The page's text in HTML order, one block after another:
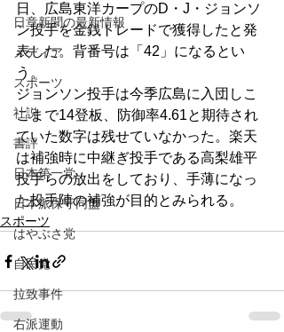
日章新聞の最新情報
メディア
スポーツ
社説
書評
日本第一党
日本派保守同盟
はやぶさ党
自民党
拉致事件
右派運動
日、広島東洋カープのD・J・ジョンソ
ン投手を金銭トレードで獲得したと発
表した。背番号は「42」になるとい
う。
ジョンソン投手は今季広島に入団しこ
こまで14登板、防御率4.61と期待され
ていた数字は残せていなかった。楽天
は補強時に中継ぎ投手である高梨雄平
投手らの放出をしており、手薄になっ
た投手陣の補強が目的とみられる。
スポーツ